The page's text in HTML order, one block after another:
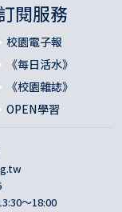
閱服務
校園電子報
《每日活水》
《校園雜誌》
OPEN學習
～18:00